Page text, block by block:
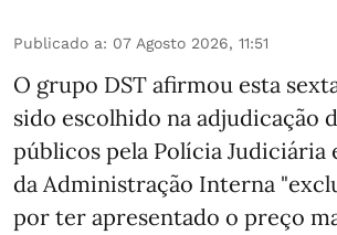
Publicado a: 07 Agosto 2026, 11:51
O grupo DST afirmou esta
sido escolhido na adjudicação
públicos pela Polícia
da Administração Interna
por ter apresentado o preço